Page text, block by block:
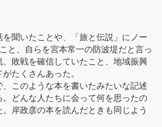
聞いたことや、「旅と伝説」にノー
と、自らを宮本常一の防波堤だと言っ
敗戦を確信していたこと、地域振興
たくさんあった。
このような本を書いたみたいな記述
どんな人たちに会って何を思ったの
岸政彦の本を読んだときも同じよう